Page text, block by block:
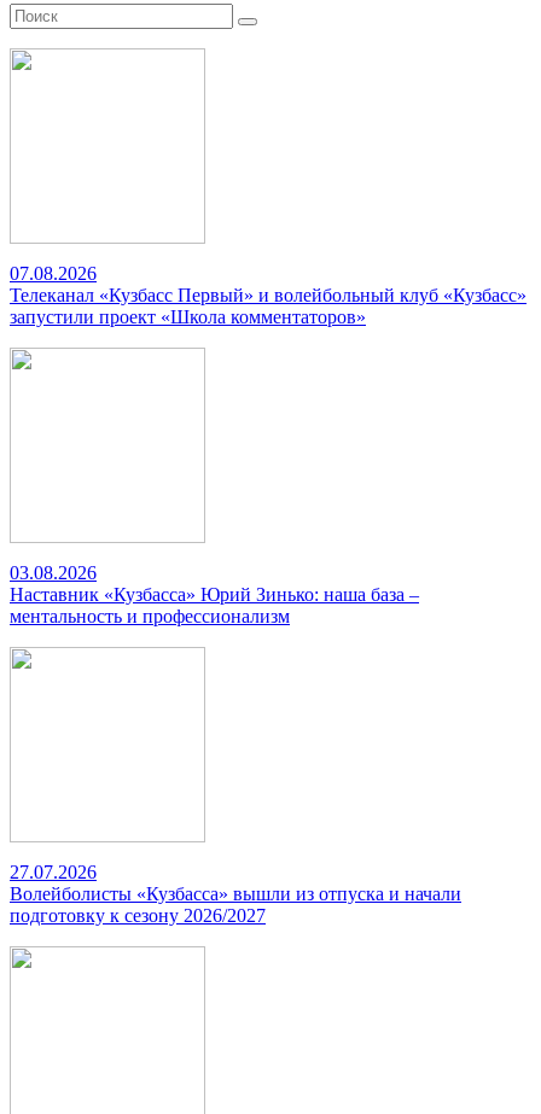
07.08.2026
Телеканал «Кузбасс Первый» и волейбольный клуб «Кузбасс»
запустили проект «Школа комментаторов»
03.08.2026
Наставник «Кузбасса» Юрий Зинько: наша база –
ментальность и профессионализм
27.07.2026
Волейболисты «Кузбасса» вышли из отпуска и начали
подготовку к сезону 2026/2027